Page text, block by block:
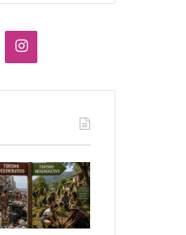
Instagram